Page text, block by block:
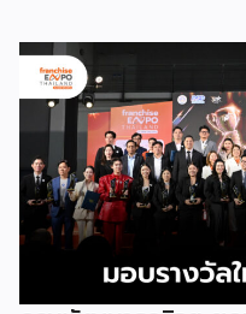
โจว” ซึ่งทรงคุณค่าเป็นยิ่งก
ประวัติศาสตร์การอพยพย้า
วัฒนธรรมอันรุ่มรวย และ
ชนเผ่าเหมียวไว้ได้อย่างง
ถิ่นฐานในอดีตกาล เส้นทาง
สูงชันและพงหนามรกร้าง เ
พงไพร เหล่าผู้กล้าหาญจึงใ
อย่างไม่เกรงกลัวเพื่อถางท
ได้จำลองท่วงท่าการกลิ้งตัว
ระบำลู่เซิงอันเป็นเอกลักษณ์
เหงื่อแรงกายของบรรพบุรุษ